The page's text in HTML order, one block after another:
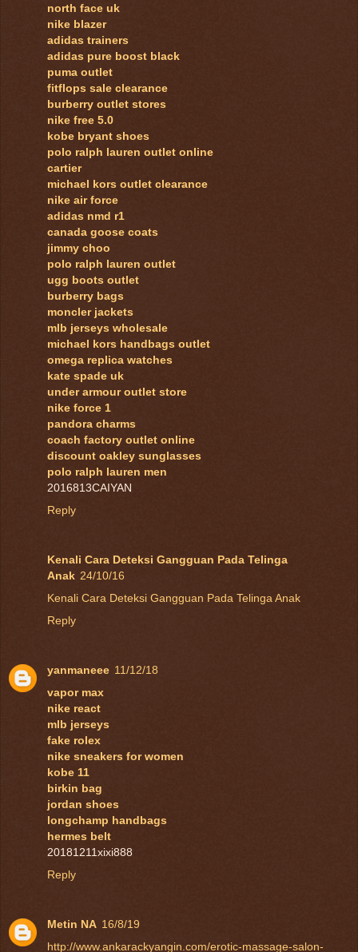
north face uk
nike blazer
adidas trainers
adidas pure boost black
puma outlet
fitflops sale clearance
burberry outlet stores
nike free 5.0
kobe bryant shoes
polo ralph lauren outlet online
cartier
michael kors outlet clearance
nike air force
adidas nmd r1
canada goose coats
jimmy choo
polo ralph lauren outlet
ugg boots outlet
burberry bags
moncler jackets
mlb jerseys wholesale
michael kors handbags outlet
omega replica watches
kate spade uk
under armour outlet store
nike force 1
pandora charms
coach factory outlet online
discount oakley sunglasses
polo ralph lauren men
2016813CAIYAN
Reply
Kenali Cara Deteksi Gangguan Pada Telinga
Anak 24/10/16
Kenali Cara Deteksi Gangguan Pada Telinga Anak
Reply
yanmaneee 11/12/18
vapor max
nike react
mlb jerseys
fake rolex
nike sneakers for women
kobe 11
birkin bag
jordan shoes
longchamp handbags
hermes belt
20181211xixi888
Reply
Metin NA 16/8/19
http://www.ankarackyangin.com/erotic-massage-salon-